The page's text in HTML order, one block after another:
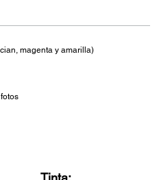
magenta y amarilla)